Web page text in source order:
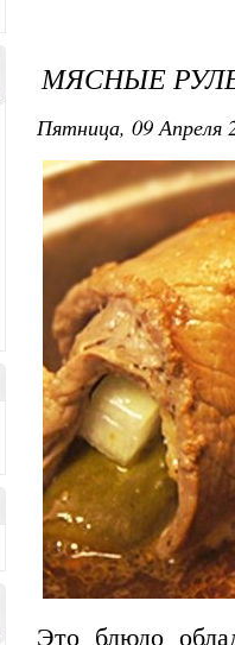
МЯСНЫЕ
Пятница, 09 Апреля
Это блюдо